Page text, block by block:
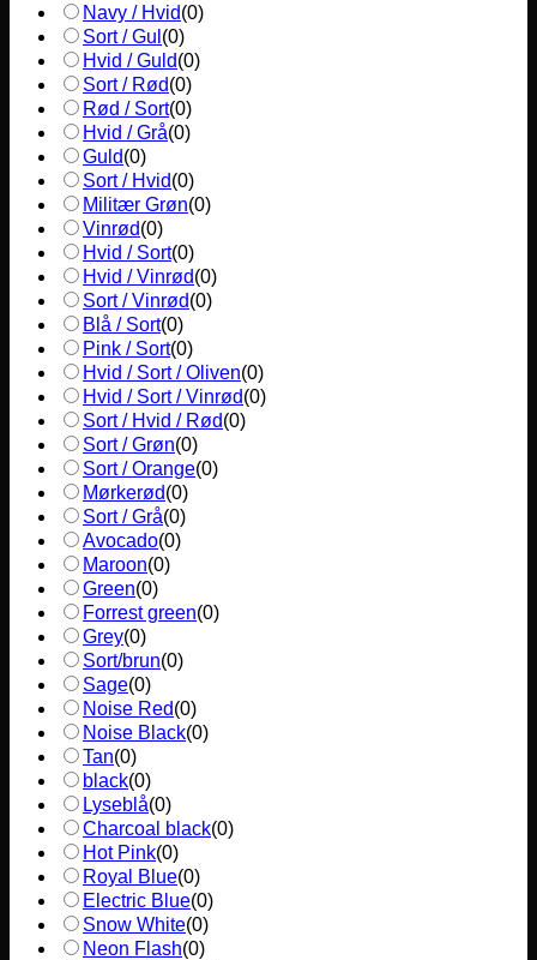
Navy / Hvid(0)
Sort / Gul (0)
Hvid / Guld(0)
Sort / Rød(0)
Rød / Sort(0)
Hvid / Grå(0)
Guld(0)
Sort / Hvid(0)
Militær Grøn(0)
Vinrød(0)
Hvid / Sort(0)
Hvid / Vinrød(0)
Sort / Vinrød(0)
Blå / Sort(0)
Pink / Sort(0)
Hvid / Sort / Oliven(0)
Hvid / Sort / Vinrød(0)
Sort / Hvid / Rød(0)
Sort / Grøn(0)
Sort / Orange(0)
Mørkerød(0)
Sort / Grå(0)
Avocado(0)
Maroon(0)
Green(0)
Forrest green(0)
Grey(0)
Sort/brun(0)
Sage(0)
Noise Red(0)
Noise Black(0)
Tan(0)
black(0)
Lyseblå(0)
Charcoal black(0)
Hot Pink(0)
Royal Blue(0)
Electric Blue(0)
Snow White(0)
Neon Flash(0)